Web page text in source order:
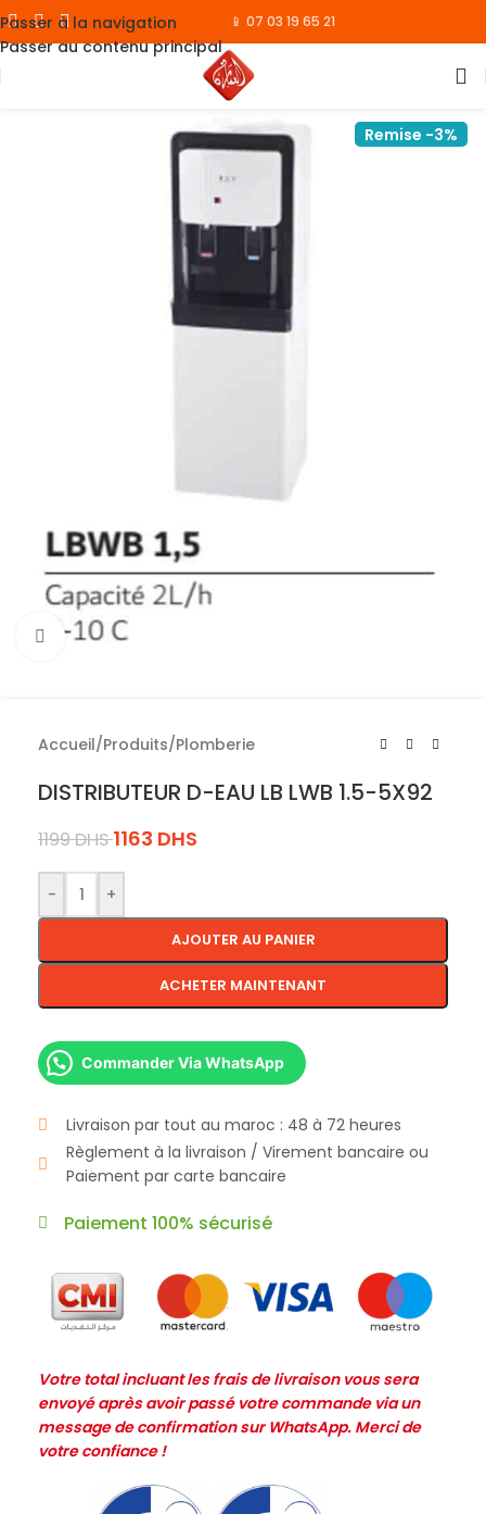
Passer à la navigation
Passer au contenu principal
📱 07 03 19 65 21
Remise -3%
Cliquez pour agrandir
Accueil/Produits/Plomberie
DISTRIBUTEUR D-EAU LB LWB 1.5-5X92
1199DHS 1163 DHS
- +
AJOUTER AU PANIER
ACHETER MAINTENANT
Commander Via WhatsApp
Livraison par tout au maroc : 48 à 72 heures
Règlement à la livraison / Virement bancaire ou
Paiement par carte bancaire
Paiement 100% sécurisé
Votre total incluant les frais de livraison vous sera
envoyé après avoir passé votre commande via un
message de confirmation sur WhatsApp. Merci de
votre confiance !